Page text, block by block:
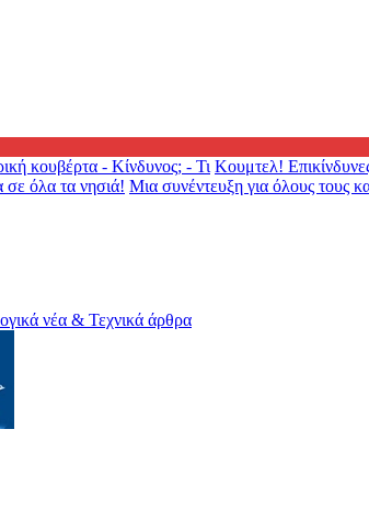
κουβέρτα - Κίνδυνος; - Τι Κουμτελ!
όλα τα νησιά! Μια συνέντευξη για όλους τους
νέα & Τεχνικά άρθρα